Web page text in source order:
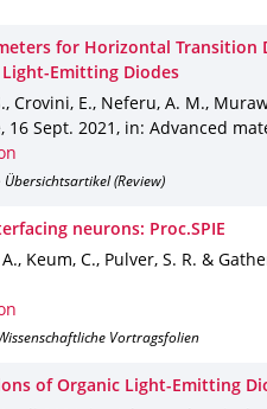
for Horizontal Transition
Light-Emitting Diodes
Crovini, E., Neferu, A. M.,
, 16 Sept. 2021 , in: Advanced
(Review)
neurons: Proc.SPIE
Keum, C., Pulver, S. R. &
Vortragsfolien
of Organic Light-Emitting